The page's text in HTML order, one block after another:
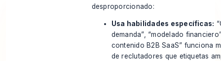
desproporcionado:
Usa habilidades específicas:
demanda”, “modelado
contenido B2B SaaS” funciona
de reclutadores que etiquetas